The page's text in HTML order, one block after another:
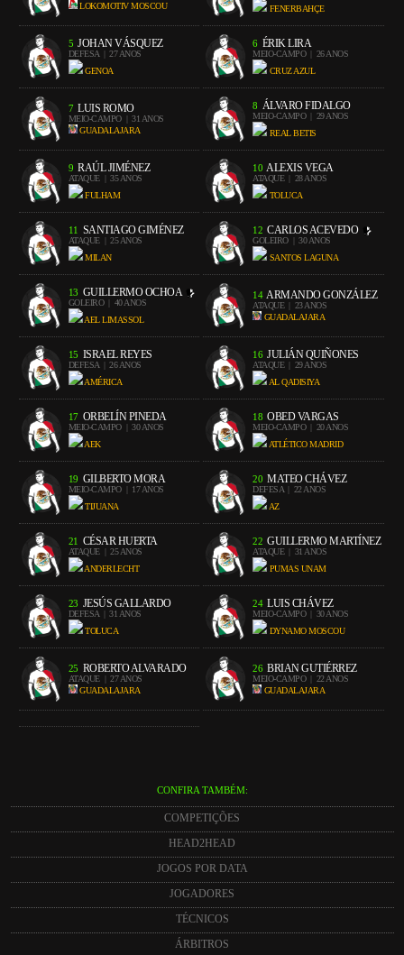
LOKOMOTIV MOSCOU
FENERBAHÇE
5 JOHAN VÁSQUEZ
DEFESA
| 27 ANOS
GENOA
6 ÉRIK LIRA
MEIO-CAMPO
| 26 ANOS
CRUZ AZUL
7 LUIS ROMO
MEIO-CAMPO
| 31 ANOS
GUADALAJARA
8 ÁLVARO FIDALGO
MEIO-CAMPO
| 29 ANOS
REAL BETIS
9 RAÚL JIMÉNEZ
ATAQUE
| 35 ANOS
FULHAM
10 ALEXIS VEGA
ATAQUE
| 28 ANOS
TOLUCA
11 SANTIAGO GIMÉNEZ
ATAQUE
| 25 ANOS
MILAN
12 CARLOS ACEVEDO
GOLEIRO
| 30 ANOS
SANTOS LAGUNA
13 GUILLERMO OCHOA
GOLEIRO
| 40 ANOS
AEL LIMASSOL
14 ARMANDO GONZÁLEZ
ATAQUE
| 23 ANOS
GUADALAJARA
15 ISRAEL REYES
DEFESA
| 26 ANOS
AMÉRICA
16 JULIÁN QUIÑONES
ATAQUE
| 29 ANOS
AL QADISIYA
17 ORBELÍN PINEDA
MEIO-CAMPO
| 30 ANOS
AEK
18 OBED VARGAS
MEIO-CAMPO
| 20 ANOS
ATLÉTICO MADRID
19 GILBERTO MORA
MEIO-CAMPO
| 17 ANOS
TIJUANA
20 MATEO CHÁVEZ
DEFESA
| 22 ANOS
AZ
21 CÉSAR HUERTA
ATAQUE
| 25 ANOS
ANDERLECHT
22 GUILLERMO MARTÍNEZ
ATAQUE
| 31 ANOS
PUMAS UNAM
23 JESÚS GALLARDO
DEFESA
| 31 ANOS
TOLUCA
24 LUIS CHÁVEZ
MEIO-CAMPO
| 30 ANOS
DYNAMO MOSCOU
25 ROBERTO ALVARADO
ATAQUE
| 27 ANOS
GUADALAJARA
26 BRIAN GUTIÉRREZ
MEIO-CAMPO
| 22 ANOS
GUADALAJARA
CONFIRA TAMBÉM:
COMPETIÇÕES
HEAD2HEAD
JOGOS POR DATA
JOGADORES
TÉCNICOS
ÁRBITROS